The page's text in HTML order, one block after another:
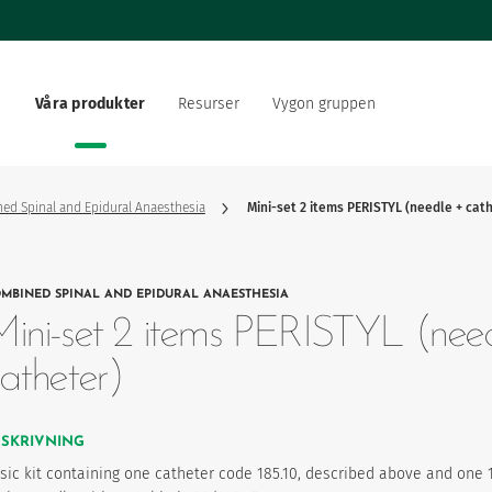
Våra produkter Resurser Dokumentation
Vygon gruppen
Vårt erbjudande
Spinal and Epidural Anaesthesia Mini-set 2 items PERISTYL (needle +
SPINAL AND EPIDURAL ANAESTHESIA
set 2 items PERISTYL
kit containing one catheter code 185.10, described above and one